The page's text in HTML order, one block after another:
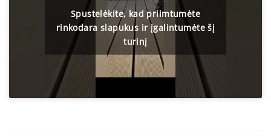
Spustelėkite, kad priimtumėte
rinkodara slapukus ir įgalintumėte šį
turinį